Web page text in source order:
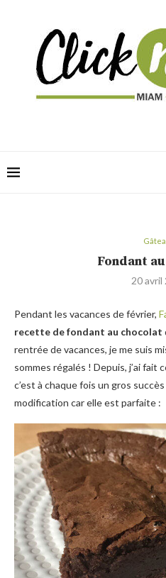
Fondant
20 avril
Pendant les vacances de février,
recette de fondant au chocolat
rentrée de vacances, je me suis
sommes régalés ! Depuis, j’ai fait
c’est à chaque fois un gros
modification car elle est parfaite :